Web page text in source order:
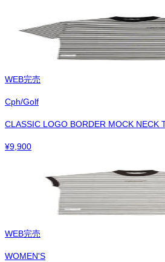
WEB完売
Cph/Golf
CLASSIC LOGO BORDER MOCK NECK
¥9,900
WEB完売
WOMEN'S